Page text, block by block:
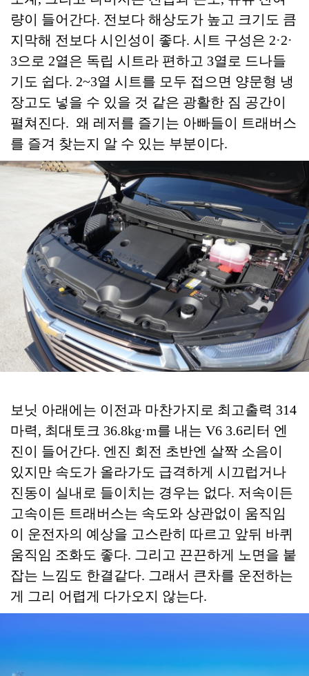
량이 들어간다. 전보다 해상도가 높고 크기도 큼
지막해 전보다 시인성이 좋다. 시트 구성은 2·2·
3으로 2열은 독립 시트라 편하고 3열로 드나들
기도 쉽다. 2~3열 시트를 모두 접으면 양문형 냉
장고도 넣을 수 있을 것 같은 광활한 짐 공간이
펼쳐진다. 왜 레저를 즐기는 아빠들이 트래버스
를 즐겨 찾는지 알 수 있는 부분이다.
보닛 아래에는 이전과 마찬가지로 최고출력 314
마력, 최대토크 36.8kg·m를 내는 V6 3.6리터 엔
진이 들어간다. 엔진 회전 초반엔 살짝 소음이
있지만 속도가 올라가도 급격하게 시끄럽거나
진동이 실내로 들이치는 경우는 없다. 저속이든
고속이든 트래버스는 속도와 상관없이 움직임
이 운전자의 예상을 고스란히 따르고 앞뒤 바퀴
움직임 조화도 좋다. 그리고 끈끈하게 노면을 붙
잡는 느낌도 한결같다. 그래서 큰차를 운전하는
게 그리 어렵게 다가오지 않는다.